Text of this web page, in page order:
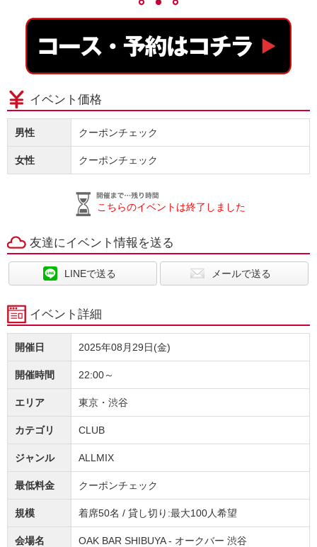
イベント価格
男性 クーポンチェック
女性 クーポンチェック
こちらのイベントは終了しました
友達にイベント情報を送る
LINEで送る メールで送る
イベント詳細
開催日 2025年08月29日(金)
開催時間 22:00～
エリア 東京・渋谷
カテゴリ CLUB
ジャンル ALLMIX
最低料金 クーポンチェック
規模 着席50名 / 貸し切り:最大100人希望
会場名 OAK BAR SHIBUYA - オークバー 渋谷